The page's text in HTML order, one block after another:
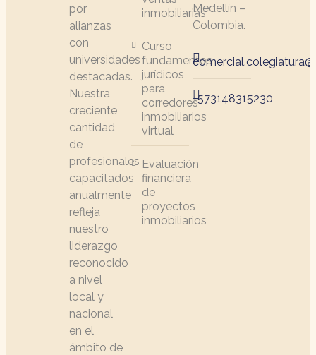
por
alianzas
con
universidades
destacadas.
Nuestra
creciente
cantidad
de
profesionales
capacitados
anualmente
refleja
nuestro
liderazgo
reconocido
a nivel
local y
nacional
en el
ámbito de
inmobiliarias
Curso
fundamentos
jurídicos
para
corredores
inmobiliarios
virtual
Evaluación
financiera
de
proyectos
inmobiliarios
Medellín –
Colombia.
+573148315230